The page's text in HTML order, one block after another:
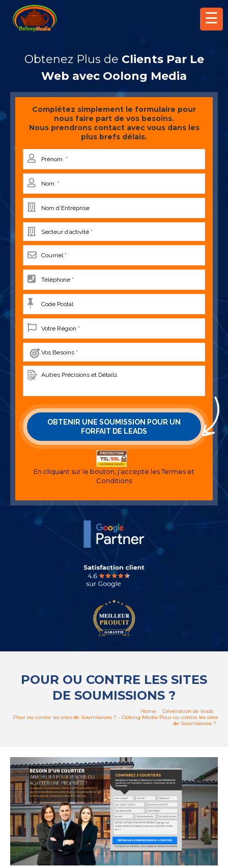
☰
Obtenez Plus de Clients Par Le
Web avec Oolong Media
Complétez simplement le formulaire pour
nous faire part de vos besoins.
Nous prendrons contact avec vous dans les
plus brefs délais.
En cliquant sur le bouton, j’accepte lesTermes et
Conditions
POUR OU CONTRE LES SITES
DE SOUMISSIONS ?
Home Génération de leads
Pour ou contre les sites de Soumissions ? - Oolong Media Pour ou contre les sites
de Soumissions ?